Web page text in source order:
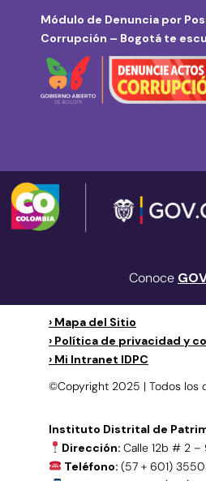
Módulo de Denuncia por
Corrupción – Bogotá te
Conoce
› Mapa del Sitio
› Política de privacidad y
› Mi Intranet IDPC
©Copyright 2025 | Todos los
Instituto Distrital de
Dirección: Calle 12b # 2 –
Teléfono: (57 + 601)